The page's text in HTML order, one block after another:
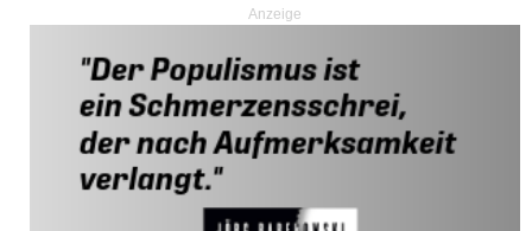
Anzeige